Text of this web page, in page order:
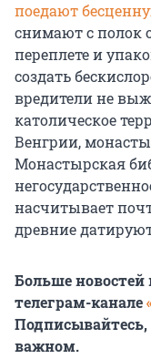
поедают
снимают с полок
переплете и
создать
вредители не
католическое
Венгрии,
Монастырская
насчитывает
древние
Больше
телеграм-канале
важном.